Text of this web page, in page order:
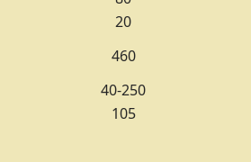
20
460
40-250
105